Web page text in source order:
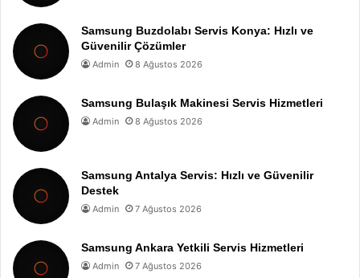
Samsung Buzdolabı Servis Konya: Hızlı ve
Güvenilir Çözümler
Admin 8 Ağustos 2026
Samsung Bulaşık Makinesi Servis Hizmetleri
Admin 8 Ağustos 2026
Samsung Antalya Servis: Hızlı ve Güvenilir
Destek
Admin 7 Ağustos 2026
Samsung Ankara Yetkili Servis Hizmetleri
Admin 7 Ağustos 2026